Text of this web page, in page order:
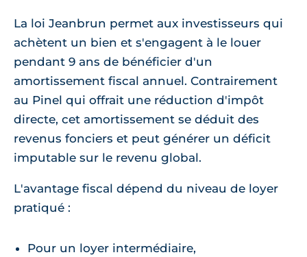
La loi Jeanbrun permet aux investisseurs qui
achètent un bien et s'engagent à le louer
pendant 9 ans de bénéficier d'un
amortissement fiscal annuel. Contrairement
au Pinel qui offrait une réduction d'impôt
directe, cet amortissement se déduit des
revenus fonciers et peut générer un déficit
imputable sur le revenu global.
L'avantage fiscal dépend du niveau de loyer
pratiqué :
Pour un loyer intermédiaire,